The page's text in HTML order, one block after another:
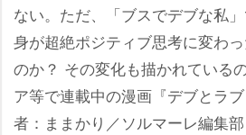
ない。ただ、「ブスでデブな私
身が超絶ポジティブ思考に変わ
のか？ その変化も描かれている
ア等で連載中の漫画『デブとラ
者：ままかり／ソルマーレ編集